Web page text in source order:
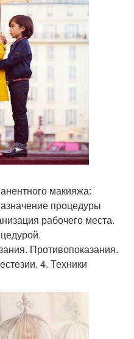
макияжа:
процедуры
рабочего места.
Противопоказания.
4. Техники